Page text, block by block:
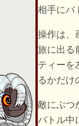
相手にバ
操作は、
旅に出る
ティーを
るかだけ
敵にぶつ
バトル中